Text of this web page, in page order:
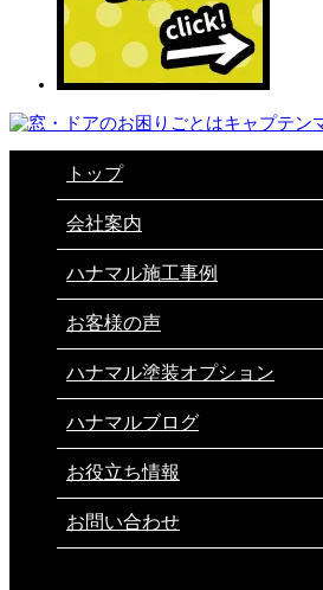
トップ
会社案内
ハナマル施工事例
お客様の声
ハナマル塗装オプション
ハナマルブログ
お役立ち情報
お問い合わせ